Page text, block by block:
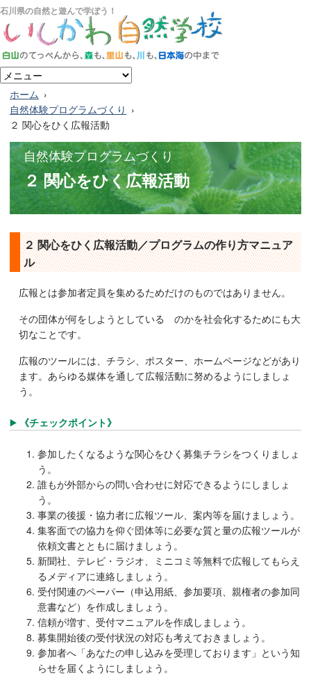
石川県の自然と遊んで学ぼう！
ホーム
自然体験プログラムづくり
２ 関心をひく広報活動
自然体験プログラムづくり
２ 関心をひく広報活動
２ 関心をひく広報活動／プログラムの作り方マニュア
ル
広報とは参加者定員を集めるためだけのものではありません。
その団体が何をしようとしている のかを社会化するためにも大
切なことです。
広報のツールには、チラシ、ポスター、ホームページなどがあり
ます。あらゆる媒体を通して広報活動に努めるようにしましょ
う。
《チェックポイント》
参加したくなるような関心をひく募集チラシをつくりましょ
う。
誰もが外部からの問い合わせに対応できるようにしましょ
う。
事業の後援・協力者に広報ツール、案内等を届けましょう。
集客面での協力を仰ぐ団体等に必要な質と量の広報ツールが
依頼文書とともに届けましょう。
新聞社、テレビ・ラジオ、ミニコミ等無料で広報してもらえ
るメディアに連絡しましょう。
受付関連のペーパー（申込用紙、参加要項、親権者の参加同
意書など）を作成しましょう。
信頼が増す、受付マニュアルを作成しましょう。
募集開始後の受付状況の対応も考えておきましょう。
参加者へ「あなたの申し込みを受理しております」という知
らせを届くようにしましょう。